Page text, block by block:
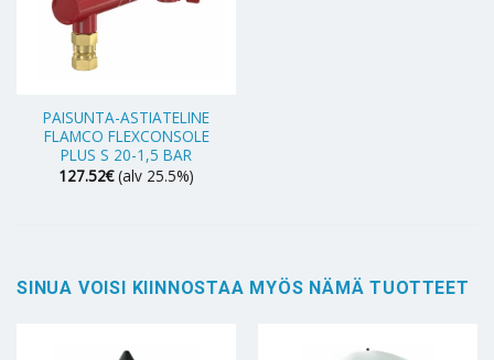
PAISUNTA-ASTIATELINE
FLAMCO FLEXCONSOLE
PLUS S 20-1,5 BAR
127.52€ (alv 25.5%)
SINUA VOISI KIINNOSTAA MYÖS NÄMÄ TUOTTEET